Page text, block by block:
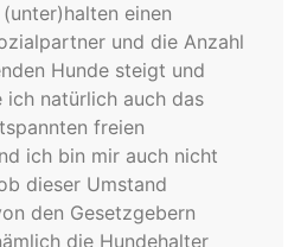
einen
und die Anzahl
Hunde steigt und
ich natürlich auch das
freien
ich bin mir auch nicht
dieser Umstand
den Gesetzgebern
die Hundehalter